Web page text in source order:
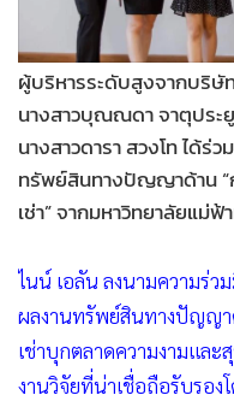
Special Scoop
• เศรษฐกิจ-ธุรกิจ
• จีน
• ชุมชน-คุณภาพชีวิต
• อาชญากรรม
• Motoring
• วิทยาศาสตร์
• SMEs
• หุ้น
ผู้บริหารระดับสูงจากบริษั
นางสาวบุณณดา จาตุประยู
นางสาวดารา สวงโท ได้
ทรัพย์สินทางปัญญาด้าน “
เช่า” จากมหาวิทยาลัยแม่
ไนน์ เอลัน ลงนามความร่
ผลงานทรัพย์สินทางปัญญา
เช่าบุกตลาดความงามแล
งานวิจัยที่น่าเชื่อถือรับรอ